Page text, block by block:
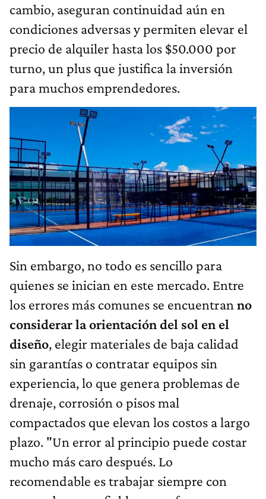
cambio, aseguran continuidad aún en
condiciones adversas y permiten elevar el
precio de alquiler hasta los $50.000 por
turno, un plus que justifica la inversión
para muchos emprendedores.
Sin embargo, no todo es sencillo para
quienes se inician en este mercado. Entre
los errores más comunes se encuentran no
considerar la orientación del sol en el
diseño, elegir materiales de baja calidad
sin garantías o contratar equipos sin
experiencia, lo que genera problemas de
drenaje, corrosión o pisos mal
compactados que elevan los costos a largo
plazo. "Un error al principio puede costar
mucho más caro después. Lo
recomendable es trabajar siempre con